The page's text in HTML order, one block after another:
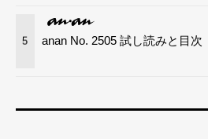
5 anan No. 2505 試し読みと目次